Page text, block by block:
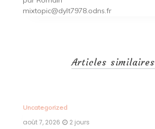
mixtopic@dylt7978.odns.fr
Articles similaires
Uncategorized
août 7, 2026 2 jours